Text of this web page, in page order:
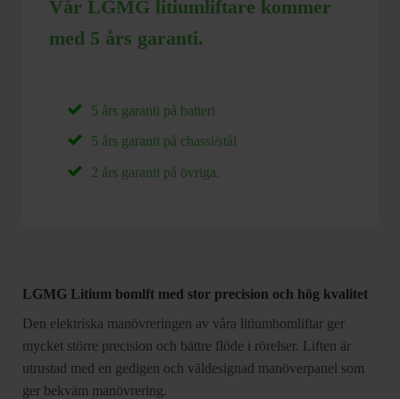
Vår LGMG litiumliftare kommer
med 5 års garanti.
5 års garanti på batteri
5 års garanti på chassi/stål
2 års garanti på övriga.
LGMG Litium bomlft med stor precision och hög kvalitet
Den elektriska manövreringen av våra litiumbomliftar ger
mycket större precision och bättre flöde i rörelser. Liften är
utrustad med en gedigen och väldesignad manöverpanel som
ger bekväm manövrering.